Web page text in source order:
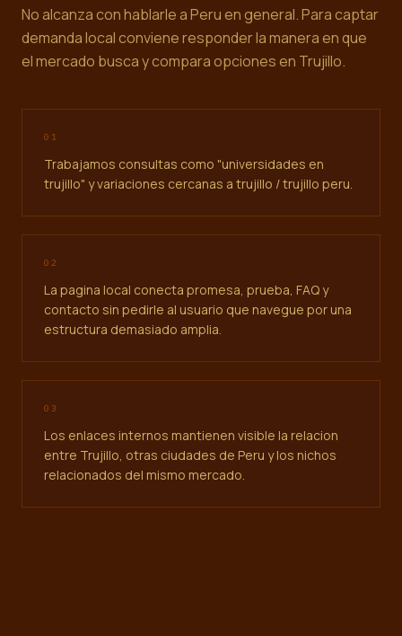
No alcanza con hablarle a Peru en general. Para captar
demanda local conviene responder la manera en que
el mercado busca y compara opciones en Trujillo.
0 1
Trabajamos consultas como "universidades en
trujillo" y variaciones cercanas a trujillo / trujillo peru.
02
La pagina local conecta promesa, prueba, FAQ y
contacto sin pedirle al usuario que navegue por una
estructura demasiado amplia.
0 3
Los enlaces internos mantienen visible la relacion
entre Trujillo, otras ciudades de Peru y los nichos
relacionados del mismo mercado.